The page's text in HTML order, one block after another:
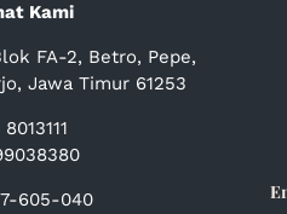
Kami
FA-2, Betro, Pepe,
Jawa Timur 61253
605-040